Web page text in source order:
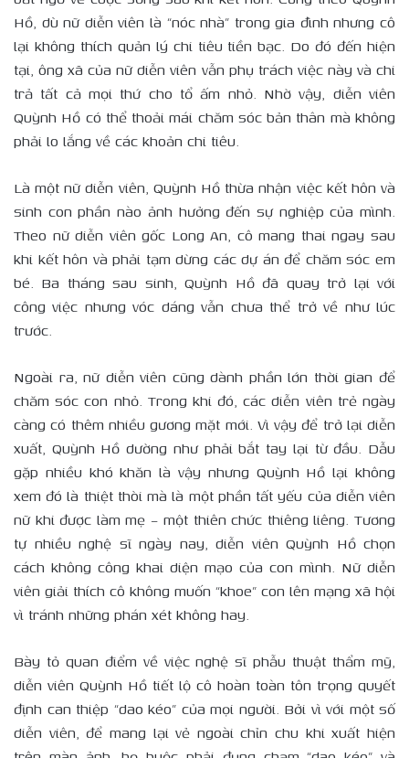
Hồ, dù nữ diễn viên là “nóc nhà” trong gia đình nhưng cô
lại không thích quản lý chi tiêu tiền bạc. Do đó đến hiện
tại, ông xã của nữ diễn viên vẫn phụ trách việc này và chi
trả tất cả mọi thứ cho tổ ấm nhỏ. Nhờ vậy, diễn viên
Quỳnh Hồ có thể thoải mái chăm sóc bản thân mà không
phải lo lắng về các khoản chi tiêu.
Là một nữ diễn viên, Quỳnh Hồ thừa nhận việc kết hôn và
sinh con phần nào ảnh hưởng đến sự nghiệp của mình.
Theo nữ diễn viên gốc Long An, cô mang thai ngay sau
khi kết hôn và phải tạm dừng các dự án để chăm sóc em
bé. Ba tháng sau sinh, Quỳnh Hồ đã quay trở lại với
công việc nhưng vóc dáng vẫn chưa thể trở về như lúc
trước.
Ngoài ra, nữ diễn viên cũng dành phần lớn thời gian để
chăm sóc con nhỏ. Trong khi đó, các diễn viên trẻ ngày
càng có thêm nhiều gương mặt mới. Vì vậy để trở lại diễn
xuất, Quỳnh Hồ dường như phải bắt tay lại từ đầu. Dẫu
gặp nhiều khó khăn là vậy nhưng Quỳnh Hồ lại không
xem đó là thiệt thòi mà là một phần tất yếu của diễn viên
nữ khi được làm mẹ – một thiên chức thiêng liêng. Tương
tự nhiều nghệ sĩ ngày nay, diễn viên Quỳnh Hồ chọn
cách không công khai diện mạo của con mình. Nữ diễn
viên giải thích cô không muốn “khoe” con lên mạng xã hội
vì tránh những phán xét không hay.
Bày tỏ quan điểm về việc nghệ sĩ phẫu thuật thẩm mỹ,
diễn viên Quỳnh Hồ tiết lộ cô hoàn toàn tôn trọng quyết
định can thiệp “dao kéo” của mọi người. Bởi vì với một số
diễn viên, để mang lại vẻ ngoài chỉn chu khi xuất hiện